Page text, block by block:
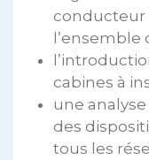
conducteur
l’ensemble
cabines à
une
des
tous les